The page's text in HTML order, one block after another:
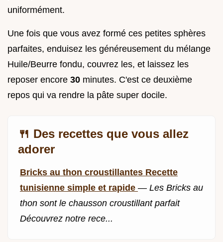
uniformément.
Une fois que vous avez formé ces petites sphères
parfaites, enduisez les généreusement du mélange
Huile/Beurre fondu, couvrez les, et laissez les
reposer encore 30 minutes. C'est ce deuxième
repos qui va rendre la pâte super docile.
🍴 Des recettes que vous allez
adorer
Bricks au thon croustillantes Recette
tunisienne simple et rapide — Les Bricks au
thon sont le chausson croustillant parfait
Découvrez notre rece...